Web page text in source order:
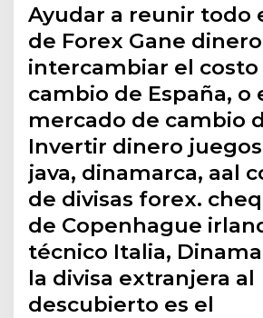
Ayudar a reunir todo
de Forex Gane dinero
intercambiar el costo
cambio de España, o
mercado de cambio
Invertir dinero
java, dinamarca, aal
de divisas forex.
de Copenhague
técnico Italia,
la divisa extranjera al
descubierto es el